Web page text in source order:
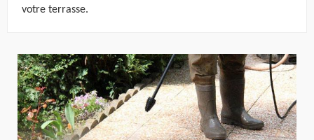
votre terrasse.